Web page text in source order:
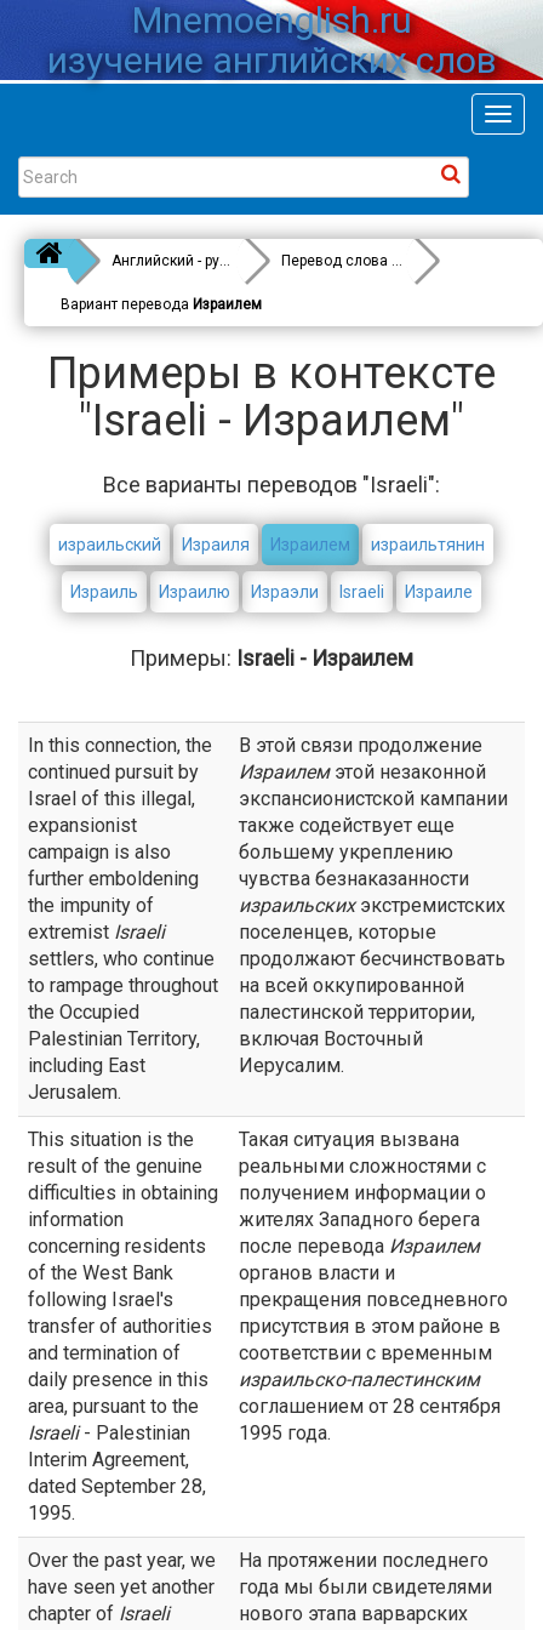
Mnemoenglish.ru
изучение английских слов
Английский - русский Перевод слова
Israeli
Вариант перевода Израилем
Примеры в контексте
"Israeli - Израилем"
Все варианты переводов "Israeli":
израильский Израиля Израилем израильтянин
Израиль Израилю Израэли Israeli Израиле
Примеры: Israeli - Израилем
In this connection, the
continued pursuit by
Israel of this illegal,
expansionist
campaign is also
further emboldening
the impunity of
extremist Israeli
settlers, who continue
to rampage throughout
the Occupied
Palestinian Territory,
including East
Jerusalem.
В этой связи продолжение
Израилемэтой незаконной
экспансионистской кампании
также содействует еще
большему укреплению
чувства безнаказанности
израильскихэкстремистских
поселенцев, которые
продолжают бесчинствовать
на всей оккупированной
палестинской территории,
включая Восточный
Иерусалим.
This situation is the
result of the genuine
difficulties in obtaining
information
concerning residents
of the West Bank
following Israel's
transfer of authorities
and termination of
daily presence in this
area, pursuant to the
Israeli- Palestinian
Interim Agreement,
dated September 28,
1995.
Такая ситуация вызвана
реальными сложностями с
получением информации о
жителях Западного берега
после перевода Израилем
органов власти и
прекращения повседневного
присутствия в этом районе в
соответствии с временным
израильско-палестинским
соглашением от 28 сентября
1995 года.
Over the past year, we
have seen yet another
chapter of Israeli
На протяжении последнего
года мы были свидетелями
нового этапа варварских